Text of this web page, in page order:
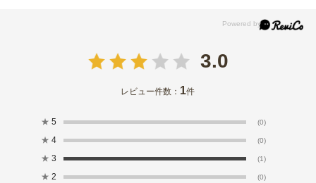
3.0
レビュー件数： 1件
★ 5 (0)
★ 4 (0)
★ 3 (1)
★ 2 (0)